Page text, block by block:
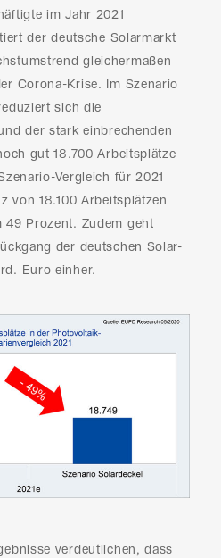
im Jahr 2021
der deutsche Solarmarkt
gleichermaßen
Corona-Krise. Im Szenario
sich die
der stark einbrechenden
gut 18.700 Arbeitsplätze
Vergleich für 2021
von 18.100 Arbeitsplätzen
49 Prozent. Zudem geht
der deutschen Solar-
Euro einher.
verdeutlichen, dass